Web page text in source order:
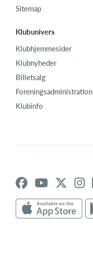
Sitemap
Klubunivers
Klubhjemmesider
Klubnyheder
Billetsalg
Foreningsadministration
Klubinfo